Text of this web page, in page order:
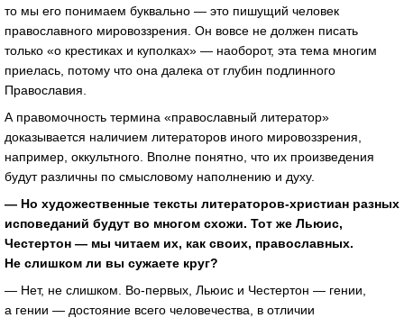
то мы его понимаем буквально — это пишущий человек
православного мировоззрения. Он вовсе не должен писать
только «о крестиках и куполках» — наоборот, эта тема многим
приелась, потому что она далека от глубин подлинного
Православия.
А правомочность термина «православный литератор»
доказывается наличием литераторов иного мировоззрения,
например, оккультного. Вполне понятно, что их произведения
будут различны по смысловому наполнению и духу.
— Но художественные тексты литераторов-христиан разных
исповеданий будут во многом схожи. Тот же Льюис,
Честертон — мы читаем их, как своих, православных.
Не слишком ли вы сужаете круг?
— Нет, не слишком. Во-первых, Льюис и Честертон — гении,
а гении — достояние всего человечества, в отличии